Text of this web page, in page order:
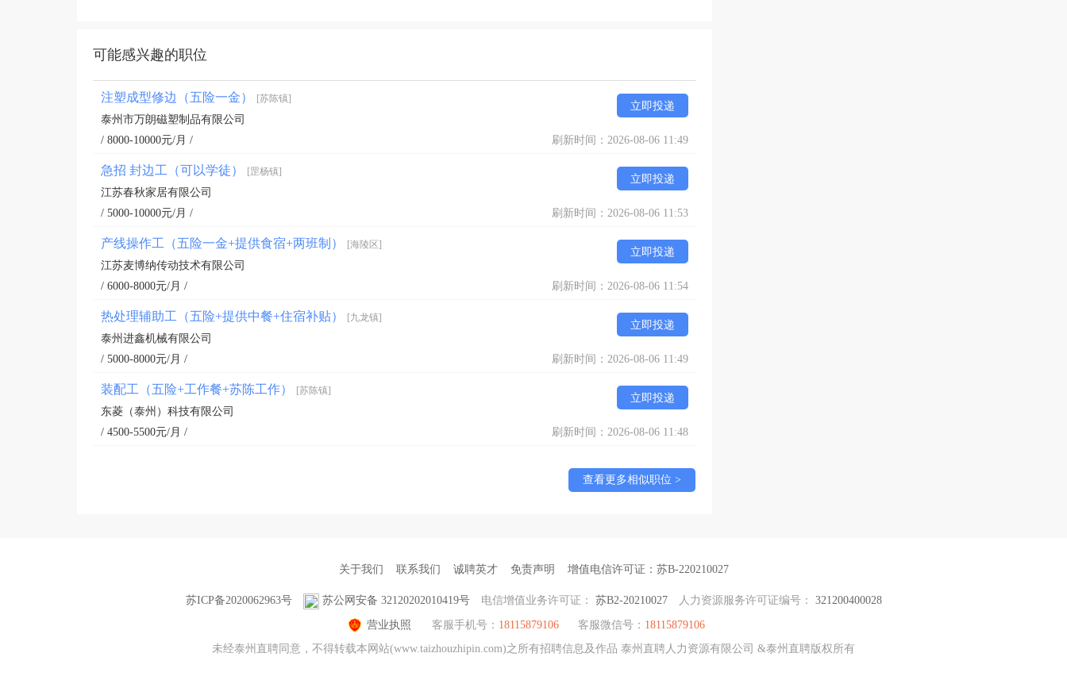
可能感兴趣的职位
注塑成型修边（五险一金） [苏陈镇]
立即投递
泰州市万朗磁塑制品有限公司
/ 8000-10000元/月 /
刷新时间：2026-08-06 11:49
急招 封边工（可以学徒） [罡杨镇]
立即投递
江苏春秋家居有限公司
/ 5000-10000元/月 /
刷新时间：2026-08-06 11:53
产线操作工（五险一金+提供食宿+两班制） [海陵区]
立即投递
江苏麦博纳传动技术有限公司
/ 6000-8000元/月 /
刷新时间：2026-08-06 11:54
热处理辅助工（五险+提供中餐+住宿补贴） [九龙镇]
立即投递
泰州进鑫机械有限公司
/ 5000-8000元/月 /
刷新时间：2026-08-06 11:49
装配工（五险+工作餐+苏陈工作） [苏陈镇]
立即投递
东菱（泰州）科技有限公司
/ 4500-5500元/月 /
刷新时间：2026-08-06 11:48
查看更多相似职位 >
关于我们 联系我们 诚聘英才 免责声明 增值电信许可证：苏B-220210027
苏ICP备2020062963号 苏公网安备 32120202010419号 电信增值业务许可证： 苏B2-20210027 人力资源服务许可证编号： 321200400028
营业执照 客服手机号： 18115879106 客服微信号： 18115879106
未经泰州直聘同意，不得转载本网站(www.taizhouzhipin.com)之所有招聘信息及作品 泰州直聘人力资源有限公司 &泰州直聘版权所有